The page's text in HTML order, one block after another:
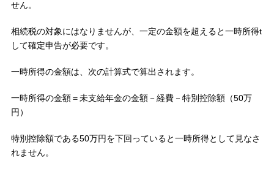
せん。
相続税の対象にはなりませんが、一定の金額を超えると一時所得t
して確定申告が必要です。
一時所得の金額は、次の計算式で算出されます。
一時所得の金額＝未支給年金の金額－経費－特別控除額（50万
円）
特別控除額である50万円を下回っていると一時所得として見なさ
れません。